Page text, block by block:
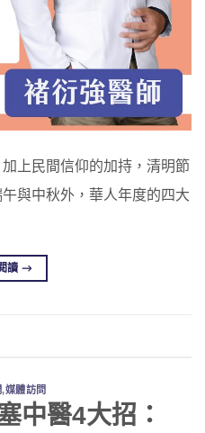
上民間信仰的加持，清明節
與中秋外，華人年度的四大
讀→
,媒體訪問
中醫4大招：